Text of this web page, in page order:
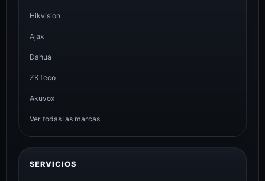
Hikvision
Ajax
Dahua
ZKTeco
Akuvox
Ver todas las marcas
SERVICIOS